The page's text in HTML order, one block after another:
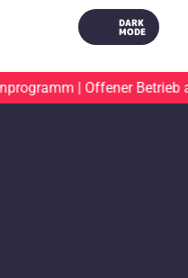
DARK
MODE
| Offener Betrieb am